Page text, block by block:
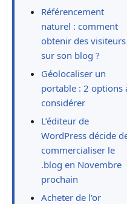
Référencement
naturel : comment
obtenir des visiteurs
sur son blog ?
Géolocaliser un
portable : 2 options
considérer
L’éditeur de
WordPress décide
commercialiser le
.blog en Novembre
prochain
Acheter de l'or